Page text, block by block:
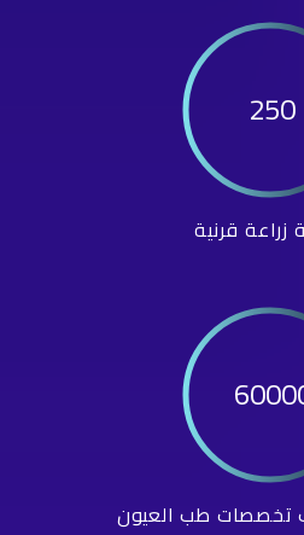
250
زراعة قرنية
تخصصات طب العيون